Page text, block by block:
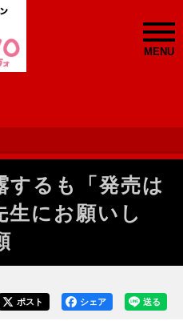
MENU
するも「発売は
にお願いし
送る
シェア
ポスト